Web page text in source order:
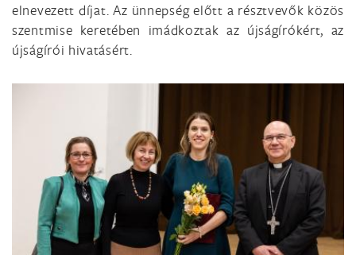
elnevezett díjat. Az ünnepség előtt a résztvevők közös
szentmise keretében imádkoztak az újságírókért, az
újságírói hivatásért.